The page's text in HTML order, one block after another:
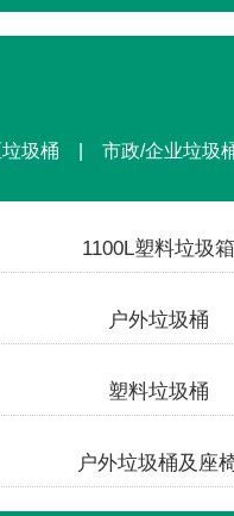
垃圾桶 | 市政/企业垃
1100L塑料垃圾箱
户外垃圾桶
塑料垃圾桶
户外垃圾桶及座